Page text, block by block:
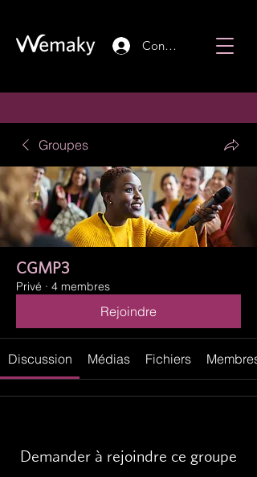
Connexion
Groupes
CGMP3
Privé · 4 membres
Rejoindre
Discussion Médias Fichiers Membres
Demander à rejoindre ce groupe